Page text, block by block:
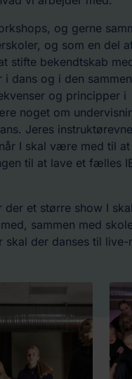
og gerne
og som en del
stifte bekendtskab
dans og i den
og principper i
noget om
Jeres
I skal være med til
til at lave et fælles
der et større show I
sammen med
skal der danses til live-